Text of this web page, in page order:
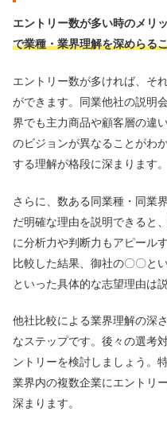
エントリー数が多い時のメリッ
で業種・業界理解を深めらる
エントリー数が多ければ、そ
ができます。同業他社の説明
界でも主力商品や顧客層の違
のビジョンが異なることがわ
する理解が格段に深まります。
さらに、数ある同業種・同業
だ明確な理由を説明できると
に分析力や判断力もアピール
比較した結果、御社の〇〇と
といった具体的な志望理由は
他社比較による業界理解の深
なステップです。後々の選考
ントリーを検討しましょう。
業界内の複数企業にエントリ
深まります。